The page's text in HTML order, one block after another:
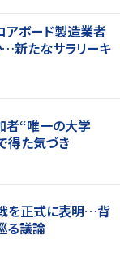
アボード製造業者
新たなサラリーキ
者“唯一の大学
得た気づき
を正式に表明…背
る議論